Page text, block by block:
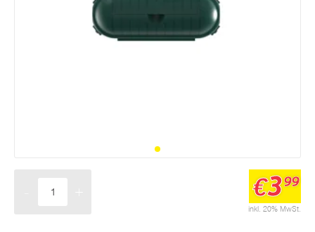
inkl. 20% MwSt.
€399